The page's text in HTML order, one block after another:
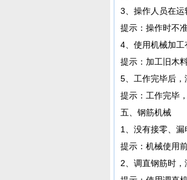
3、操作人员在运
提示：操作时不
4、使用机械加工
提示：加工旧木
5、工作完毕后，
提示：工作完毕
五、钢筋机械
1、没有接零、漏
提示：机械使用
2、调直钢筋时，